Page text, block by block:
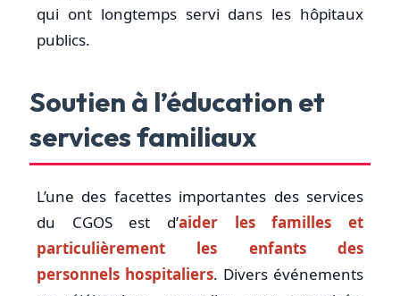
qui ont longtemps servi dans les hôpitaux
publics.
Soutien à l’éducation et
services familiaux
L’une des facettes importantes des services
du CGOS est d’aider les familles et
particulièrement les enfants des
personnels hospitaliers. Divers événements